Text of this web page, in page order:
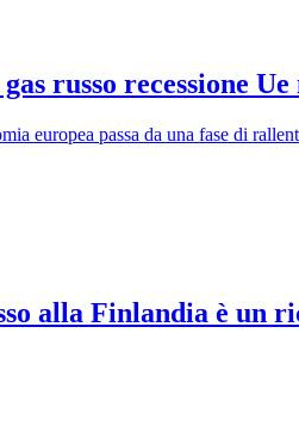
russo recessione Ue
europea passa da una fase di
alla Finlandia è un